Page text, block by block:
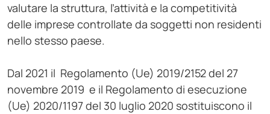
valutare la struttura, l’attività e la competitività
delle imprese controllate da soggetti non residenti
nello stesso paese.
Dal 2021 il Regolamento (Ue) 2019/2152 del 27
novembre 2019 e il Regolamento di esecuzione
(Ue) 2020/1197 del 30 luglio 2020 sostituiscono il